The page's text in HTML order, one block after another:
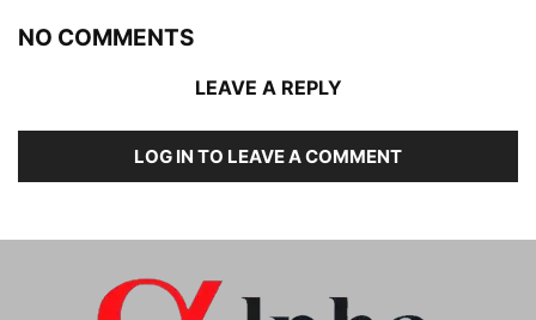
NO COMMENTS
LEAVE A REPLY
LOG IN TO LEAVE A COMMENT